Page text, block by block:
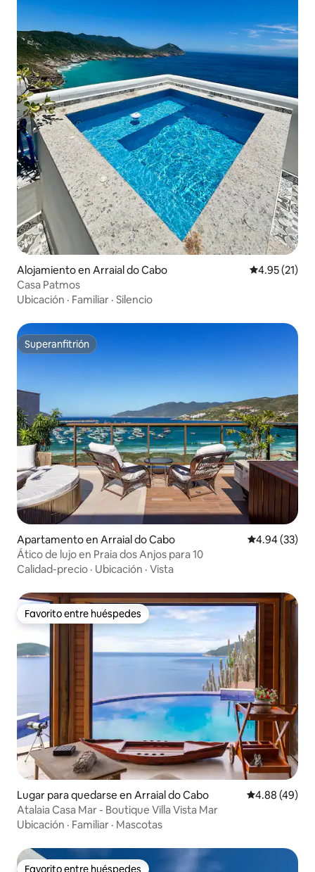
Alojamiento en Arraial do Cabo Calificación
4.95 (21)
Casa Patmos
Ubicación · Familiar · Silencio
Superanfitrión
Superanfitrión
Apartamento en Arraial do Cabo Calificación
4.94 (33)
Ático de lujo en Praia dos Anjos para 10
Calidad-precio · Ubicación · Vista
Favorito entre huéspedes
Favorito entre huéspedes
Lugar para quedarse en Arraial do Cabo Calificación
4.88 (49)
Atalaia Casa Mar - Boutique Villa Vista Mar
Ubicación · Familiar · Mascotas
Favorito entre huéspedes